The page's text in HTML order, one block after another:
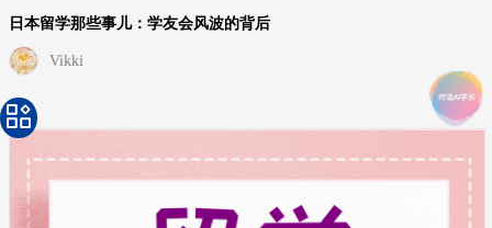
日本留学那些事儿：学友会风波的背后
Vikki